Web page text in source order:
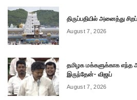
திருப்பதியில் அனைத்து
August 7, 2026
தமிழக மக்களுக்காக எந்த
இருந்தேன்- விஜய்
August 7, 2026